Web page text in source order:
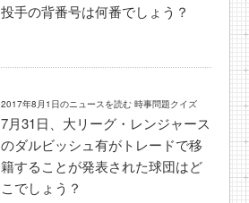
投手の背番号は何番でしょう？
2017年8月1日のニュースを読む 時事問題クイズ
7月31日、大リーグ・レンジャース
のダルビッシュ有がトレードで移
籍することが発表された球団はど
こでしょう？